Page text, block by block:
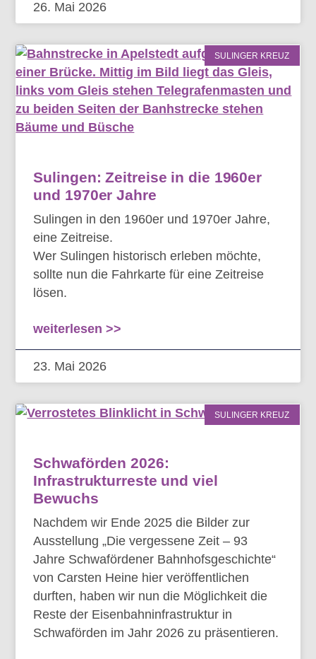
26. Mai 2026
SULINGER KREUZ
Sulingen: Zeitreise in die 1960er
und 1970er Jahre
Sulingen in den 1960er und 1970er Jahre,
eine Zeitreise.
Wer Sulingen historisch erleben möchte,
sollte nun die Fahrkarte für eine Zeitreise
lösen.
weiterlesen >>
23. Mai 2026
SULINGER KREUZ
Schwaförden 2026:
Infrastrukturreste und viel
Bewuchs
Nachdem wir Ende 2025 die Bilder zur
Ausstellung „Die vergessene Zeit – 93
Jahre Schwafördener Bahnhofsgeschichte“
von Carsten Heine hier veröffentlichen
durften, haben wir nun die Möglichkeit die
Reste der Eisenbahninfrastruktur in
Schwaförden im Jahr 2026 zu präsentieren.